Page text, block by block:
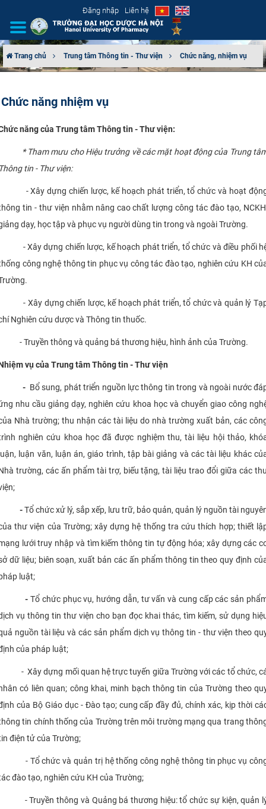
Đăng nhập Liên hệ
CƠ CẤU TỔ CHỨC
TUYỂN SINH
ĐÀO TẠO
ĐẢM BẢO CHẤT LƯỢNG
KHOA HỌC CÔNG NGHỆ
HTQT
CỰU NGƯỜI HỌC
Trang chủ Trung tâm Thông tin - Thư viện Chức năng, nhiệm vụ
Chức năng nhiệm vụ
năng của Trung tâm Thông tin - Thư viện:
*Tham mưu choHiệu trưởngvềcác mặt hoạt động của Trung
tin - Thư viện:
Xây dựng chiến lược, kế hoạch phát triển, tổ chức và hoạt
tin - thư viện nhằm nâng cao chất lượng công tác đào tạo,
dạy, học tập và phục vụ người dùng tin trong và ngoài Trường.
Xây dựng chiến lược, kế hoạch phát triển, tổ chức và điều phối
công nghệ thông tin phục vụ công tác đào tạo, nghiên cứu KH
Xây dựng chiến lược, kế hoạch phát triển, tổ chức và quản lý
Nghiên cứu dược và Thông tin thuốc.
Truyền thông và quảng bá thương hiệu, hình ảnh của Trường.
vụ của Trung tâm Thông tin - Thư viện
Bổ sung, phát triển nguồn lực thông tin trong và ngoài nước
nhu cầu giảng dạy, nghiên cứu khoa học và chuyển giao công
Nhà trường; thu nhận các tài liệu do nhà trường xuất bản, các
nghiên cứu khoa học đã được nghiệm thu, tài liệu hội thảo,
luận văn, luận án, giáo trình, tập bài giảng và các tài liệu khác
trường, các ấn phẩm tài trợ, biếu tặng, tài liệu trao đổi giữa các
Tổ chức xử lý, sắp xếp, lưu trữ, bảo quản, quản lý nguồn tài
thư viện của Trường; xây dựng hệ thống tra cứu thích hợp; thiết
lưới truy nhập và tìm kiếm thông tin tự động hóa; xây dựng các
dữ liệu; biên soạn, xuất bản các ấn phẩm thông tin theo quy định
luật;
Tổ chức phục vụ, hướng dẫn, tư vấn và cung cấp các sản
vụ thông tin thư viện cho bạn đọc khai thác, tìm kiếm, sử dụng
nguồn tài liệu và các sản phẩm dịch vụ thông tin - thư viện theo
của pháp luật;
Xây dựng mối quan hệ trực tuyến giữa Trường với các tổ chức,
có liên quan; công khai, minh bạch thông tin của Trường theo
của Bộ Giáo dục - Đào tạo; cung cấp đầy đủ, chính xác, kịp thời
tin chính thống của Trường trên môi trường mạng qua trang
điện tử của Trường;
Tổ chức và quản trị hệ thống công nghệ thông tin phục vụ
đào tạo, nghiên cứu KH của Trường;
Truyền thông và Quảng bá thương hiệu: tổ chức sự kiện, quản